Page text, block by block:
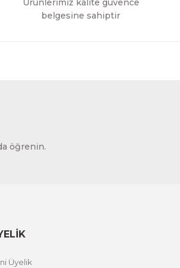
Ürünlerimiz kalite güvence
belgesine sahiptir
öğrenin.
Üyelik